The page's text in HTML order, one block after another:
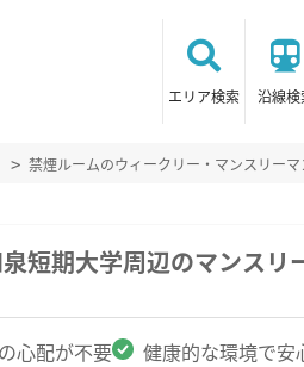
エリア検索 沿線検
禁煙ルームのウィークリー・マンスリー
短期大学周辺のマンス
心配が不要 健康的な環境で安